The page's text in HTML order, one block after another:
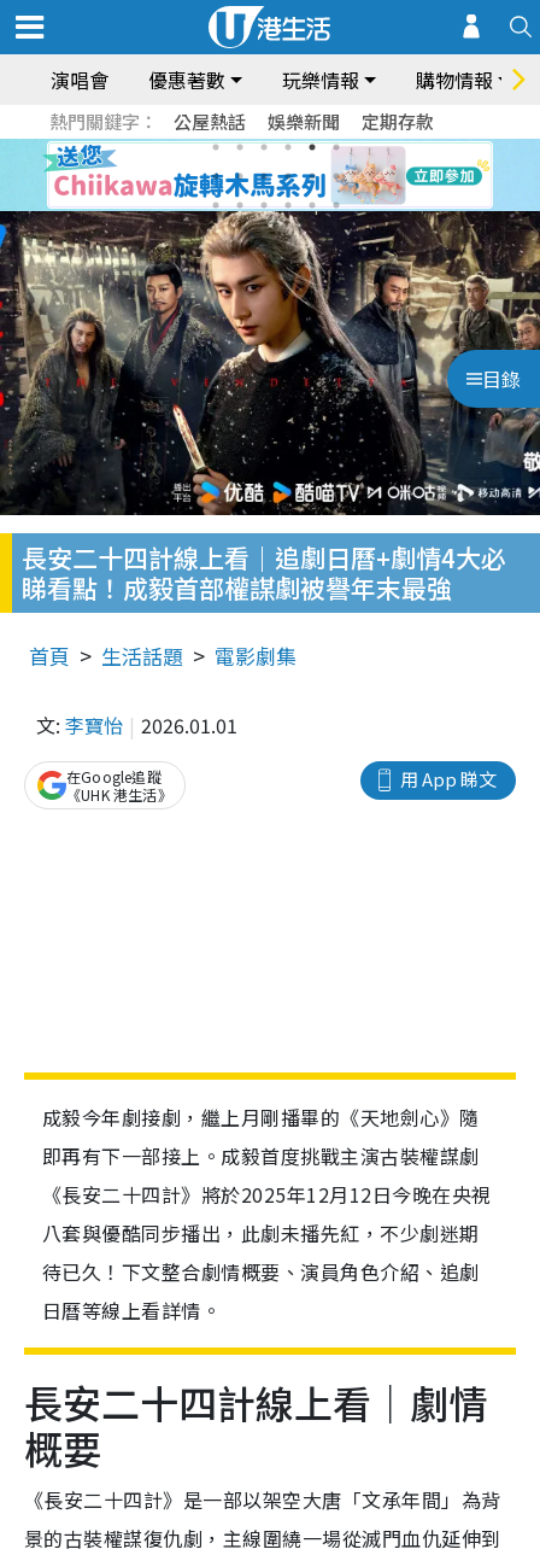
演唱會 優惠著數 玩樂情報 購物情報
熱門關鍵字： 公屋熱話 娛樂新聞 定期存款
目錄
長安二十四計線上看｜追劇日曆+劇情4大必
睇看點！成毅首部權謀劇被譽年末最強
首頁 生活話題 電影劇集
文: 李寶怡 2026.01.01
用 App 睇文
在Google追蹤
《UHK 港生活》
成毅今年劇接劇，繼上月剛播畢的《天地劍心》隨
即再有下一部接上。成毅首度挑戰主演古裝權謀劇
《長安二十四計》將於2025年12月12日今晚在央視
八套與優酷同步播出，此劇未播先紅，不少劇迷期
待已久！下文整合劇情概要、演員角色介紹、追劇
日曆等線上看詳情。
長安二十四計線上看｜劇情
概要
《長安二十四計》是一部以架空大唐「文承年間」為背
景的古裝權謀復仇劇，主線圍繞一場從滅門血仇延伸到